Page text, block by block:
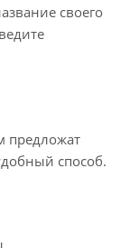
своего
предложат
способ.